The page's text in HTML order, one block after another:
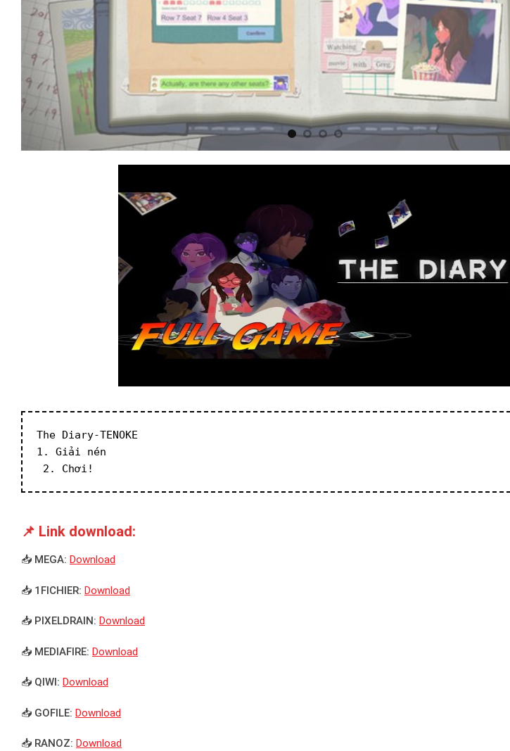
The Diary-TENOKE
1. Giải nén
2. Chơi!
📌 Link download:
📥 MEGA: Download
📥 1FICHIER: Download
📥 PIXELDRAIN: Download
📥 MEDIAFIRE: Download
📥 QIWI: Download
📥 GOFILE: Download
📥 RANOZ: Download